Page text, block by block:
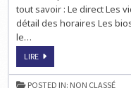
tout savoir : Le direct Les
détail des horaires Les
le…
LIREGRAND
FIDE
FÉMININ
POSTED IN: NON CLASSÉ